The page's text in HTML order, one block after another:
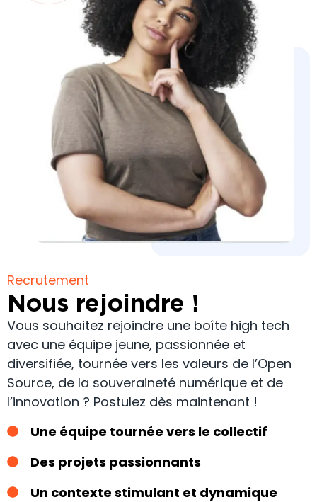
Recrutement
Nous rejoindre !
Vous souhaitez rejoindre une boîte high tech
avec une équipe jeune, passionnée et
diversifiée, tournée vers les valeurs de l’Open
Source, de la souveraineté numérique et de
l’innovation ? Postulez dès maintenant !
Une équipe tournée vers le collectif
Des projets passionnants
Un contexte stimulant et dynamique